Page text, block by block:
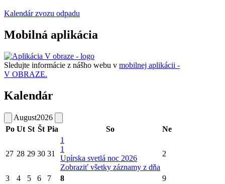
Kalendár zvozu odpadu
Mobilná aplikácia
Sledujte informácie z nášho webu v mobilnej aplikácii -
V OBRAZE.
Kalendár
August2026
Po Ut St Št Pia So Ne
27 28 29 30 31
1
1
Upírska svetlá noc 2026
Zobraziť všetky záznamy z dňa
2
3 4 5 6 7 8
9